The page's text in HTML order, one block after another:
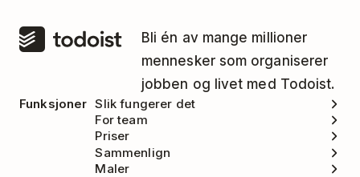
beholde den andre kontoen din, kan duslette
Bli én av mange millioner
mennesker som organiserer
jobben og livet med Todoist.
Funksjoner Slik fungerer det
For team
Priser
Sammenlign
Maler